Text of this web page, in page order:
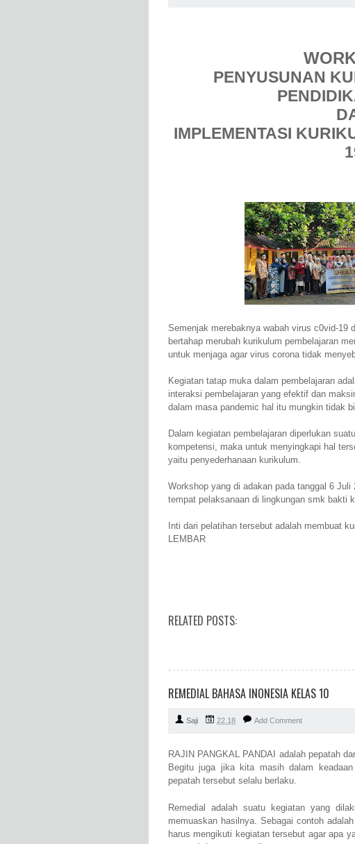
PENYUSUNAN
IMPLEMENTASI
Semenjak merebaknya wabah virus c0vid-19
bertahap merubah kurikulum pembelajaran
untuk menjaga agar virus corona tidak
Kegiatan tatap muka dalam pembelajaran
interaksi pembelajaran yang efektif dan
dalam masa pandemic hal itu mungkin tidak
Dalam kegiatan pembelajaran diperlukan
kompetensi, maka untuk menyingkapi hal
yaitu penyederhanaan kurikulum.
Workshop yang di adakan pada tanggal 6
tempat pelaksanaan di lingkungan smk bakti
Inti dari pelatihan tersebut adalah membuat
LEMBAR
RELATED POSTS:
REMEDIAL BAHASA INONESIA KELAS 10
Saji 22.18 Add Comment
RAJIN PANGKAL PANDAI adalah pepatah
Begitu juga jika kita masih dalam
pepatah tersebut selalu berlaku.
Remedial adalah suatu kegiatan yang
memuaskan hasilnya. Sebagai contoh
harus mengikuti kegiatan tersebut agar apa